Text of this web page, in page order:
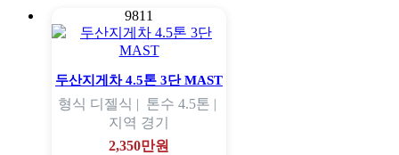
9811
두산지게차 4.5톤 3단 MAST
형식 디젤식 | 톤수 4.5톤 |
지역 경기
2,350만원